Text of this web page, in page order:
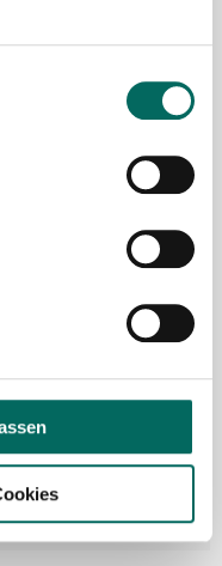
der Deutscher
33611 Bielefeld. zu.
Newsletter
Interaktionen
bereitgestellt
habe ich die
und bin mit